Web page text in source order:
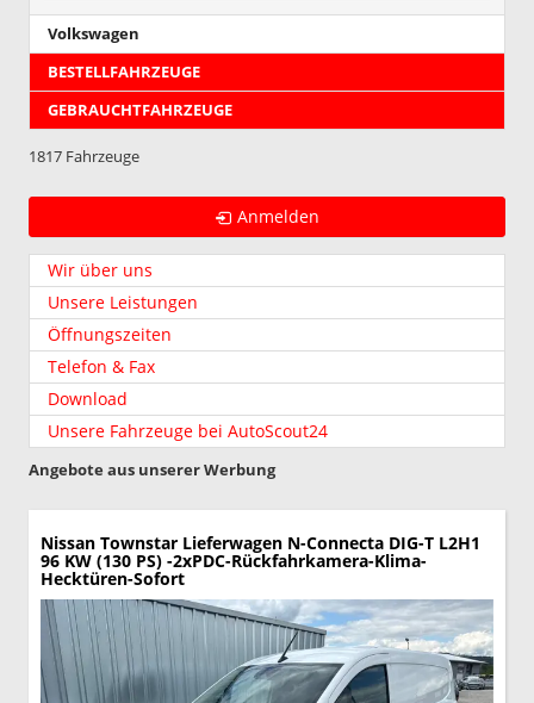
Volkswagen
BESTELLFAHRZEUGE
GEBRAUCHTFAHRZEUGE
1817 Fahrzeuge
Anmelden
Wir über uns
Unsere Leistungen
Öffnungszeiten
Telefon & Fax
Download
Unsere Fahrzeuge bei AutoScout24
Angebote aus unserer Werbung
Nissan Townstar Lieferwagen N-Connecta DIG-T L2H1
96 KW (130 PS) -2xPDC-Rückfahrkamera-Klima-
Hecktüren-Sofort